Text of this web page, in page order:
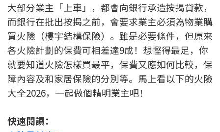
中原按揭標籤優惠
推薦齊齊友賞
按揭工具
按揭計算
轉按計算
大部分業主「上車」，都會向銀行承造按揭貸款，
而銀行在批出按揭之前，會要求業主必須為物業購
買火險（樓宇結構保險）。雖是必要條件，但原來
各火險計劃的保費可相差達9成！想慳得最足，你
就要知道火險怎樣買最平，保費又應如何比較，保
障內容及和家居保險的分別等。馬上看以下的火險
大全2026，一起做個精明業主吧！
快速閱讀：